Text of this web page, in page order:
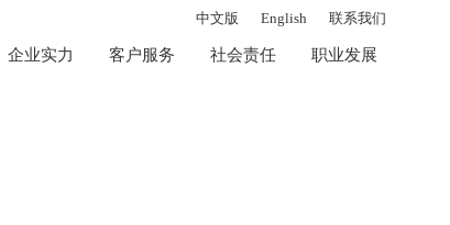
中文版 English 联系我们
企业实力 客户服务 社会责任 职业发展